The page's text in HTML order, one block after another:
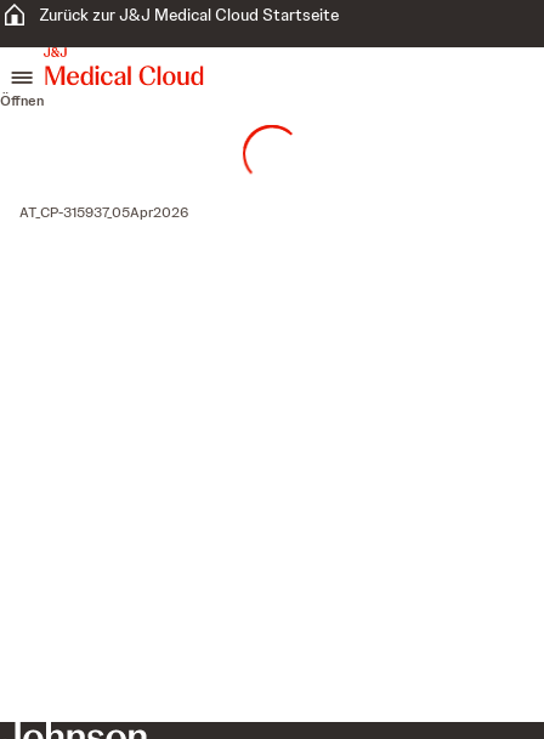
Zurück zur J&J Medical Cloud Startseite
Öffnen
AT_CP-315937_05Apr2026